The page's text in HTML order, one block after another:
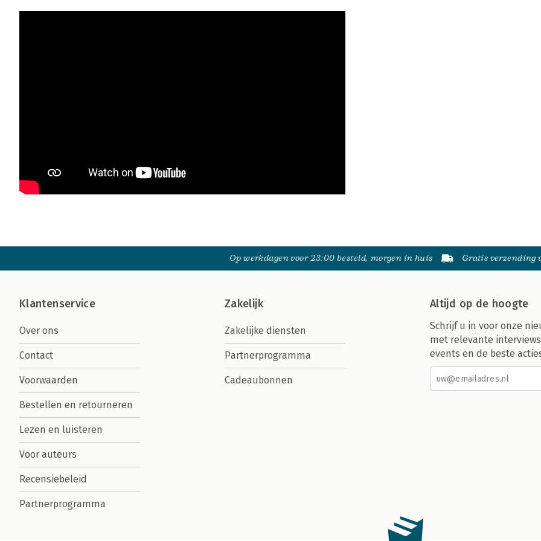
Op werkdagen voor 23:00 besteld, morgen in huis Gratis verzending
Klantenservice
Over ons
Contact
Voorwaarden
Bestellen en retourneren
Lezen en luisteren
Voor auteurs
Recensiebeleid
Partnerprogramma
Zakelijk
Zakelijke diensten
Partnerprogramma
Cadeaubonnen
Altijd op de hoogte
Schrijf u in voor onze
met relevante
events en de beste